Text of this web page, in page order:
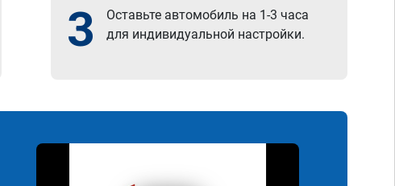
3
Оставьте автомобиль на 1-3 часа
для индивидуальной настройки.